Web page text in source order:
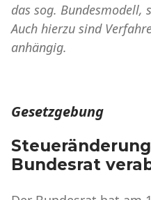
das sog. Bundesmodell,
Auch hierzu sind
anhängig.
Gesetzgebung
Bundesrat